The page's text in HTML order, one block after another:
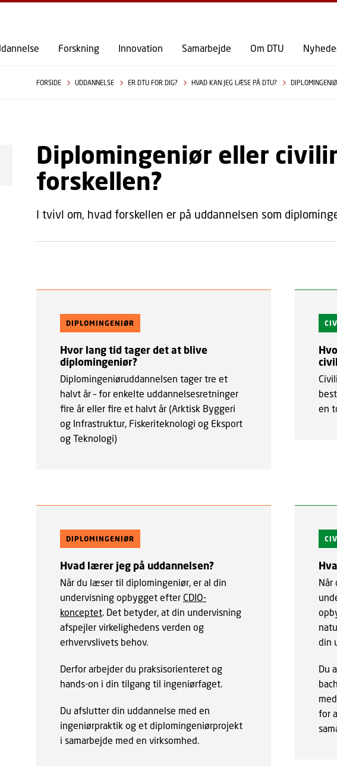
GÅ TIL PRIMÆRT INDHOLD (TRYK ENTER).
Forskning Innovation Samarbejde Om DTU
FORSIDE UDDANNELSE ER DTU FOR DIG? HVAD KAN JEG LÆSE PÅ DTU?
Diplomingeniør eller
forskellen?
I tvivl om, hvad forskellen er på uddannelsen som
DIPLOMINGENIØR
Hvor lang tid tager det at blive
diplomingeniør?
Diplomingeniøruddannelsen tager tre et
halvt år – for enkelte uddannelsesretninger
fire år eller fire et halvt år (Arktisk Byggeri
og Infrastruktur, Fiskeriteknologi og Eksport
og Teknologi)
en
DIPLOMINGENIØR
Hvad lærer jeg på uddannelsen?
Når du læser til diplomingeniør, er al din
undervisning opbygget efter CDIO-
konceptet. Det betyder, at din undervisning
afspejler virkelighedens verden og
erhvervslivets behov.
Derfor arbejder du praksisorienteret og
hands-on i din tilgang til ingeniørfaget.
Du afslutter din uddannelse med en
ingeniørpraktik og et diplomingeniørprojekt
i samarbejde med en virksomhed.
Når
din
Du
for